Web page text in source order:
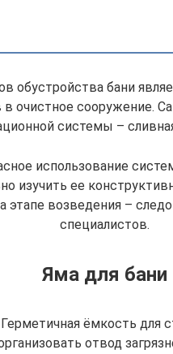
обустройства бани
в очистное сооружение.
системы –
использование
изучить ее
этапе возведения –
специалистов.
Яма для бани
Герметичная ёмкость для
отвод